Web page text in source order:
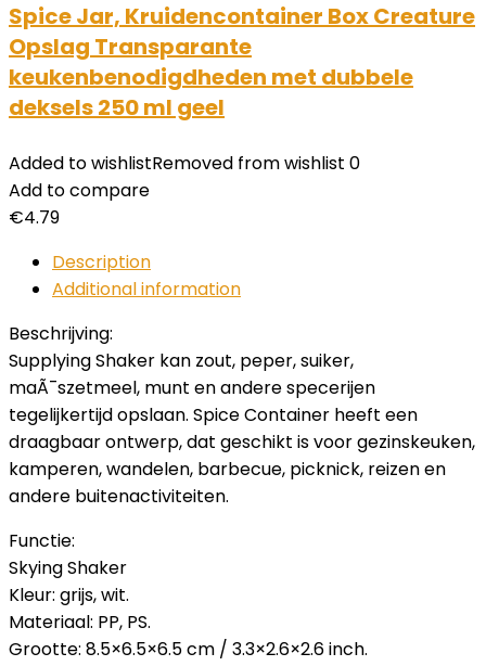
Spice Jar, Kruidencontainer Box Creature
Opslag Transparante
keukenbenodigdheden met dubbele
deksels 250 ml geel
Added to wishlistRemoved from wishlist 0
Add to compare
€4.79
Description
Additional information
Beschrijving:
Supplying Shaker kan zout, peper, suiker,
maÃ¯szetmeel, munt en andere specerijen
tegelijkertijd opslaan. Spice Container heeft een
draagbaar ontwerp, dat geschikt is voor gezinskeuken,
kamperen, wandelen, barbecue, picknick, reizen en
andere buitenactiviteiten.
Functie:
Skying Shaker
Kleur: grijs, wit.
Materiaal: PP, PS.
Grootte: 8.5×6.5×6.5 cm / 3.3×2.6×2.6 inch.